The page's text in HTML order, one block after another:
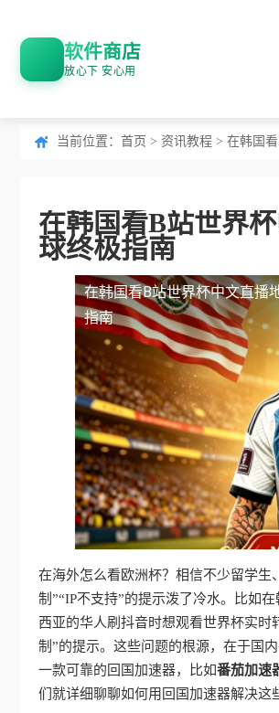
软件商店
放心下 安心用
当前位置： 首页 > 资讯教程 > 在韩国
在韩国看B站世界
球终极指南
在韩国看B站世界杯中文直播
指南
在海外怎么看欧洲杯？相信不少留学
制”“IP不支持”的提示泼了冷水。比如
西亚的华人刷抖音时想观看世界杯实
制”的提示。这些问题的根源，在于国
一款可靠的回国加速器，比如番茄加速
们就详细聊聊如何用回国加速器解决这